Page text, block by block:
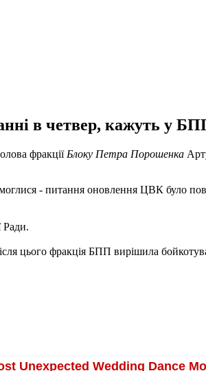
в четвер, кажуть у
фракції Блоку Петра Порошенка
- питання оновлення ЦВК було
Ради.
цього фракція БПП вирішила